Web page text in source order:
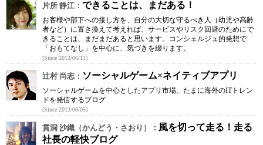
片所 静江： できることは、まだある！
お客様や部下への接し方を、自分の大切な守るべき人（幼児や高齢
者など）に置き換えて考えれば、サービスやリスク回避のためにで
きることは、まだまだあると思います。コンシェルジュ的発想で
「おもてなし」を中心に、気づきを綴ります。
[Since 2013/06/11]
辻村 尚志： ソーシャルゲーム×ネイティブアプリ
ソーシャルゲームを中心としたアプリ市場、たまに海外のITトレン
ドを発信するブログ
[Since 2013/06/05]
貫洞 沙織（かんどう・さおり）： 風を切って走る！走る
社長の軽快ブログ